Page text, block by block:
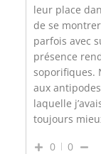
leur place
de se
parfois avec
présence
soporifiques.
aux
laquelle
toujours
0 0